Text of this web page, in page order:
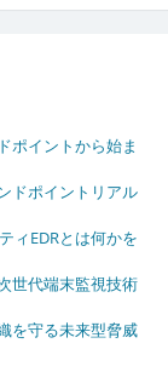
ポイントから始ま
ドポイントリアル
ィEDRとは何かを
世代端末監視技術
を守る未来型脅威